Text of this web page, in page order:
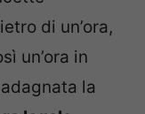
di un’ora,
un’ora in
la